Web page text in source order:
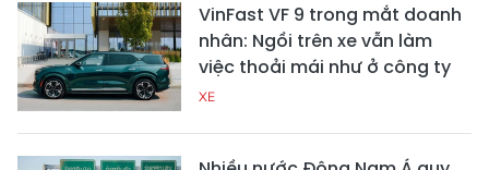
VinFast VF 9 trong mắt doanh
nhân: Ngồi trên xe vẫn làm
việc thoải mái như ở công ty
XE